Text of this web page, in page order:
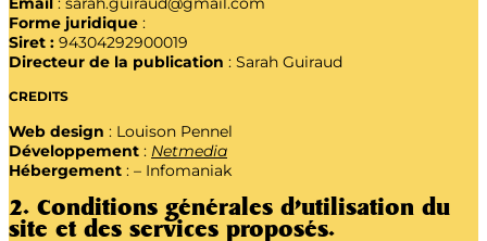
Forme juridique :
Siret : 94304292900019
Directeur de la publication : Sarah Guiraud
CREDITS
Web design : Louison Pennel
Développement : Netmedia
Hébergement : – Infomaniak
2. Conditions générales d’utilisation du
site et des services proposés.